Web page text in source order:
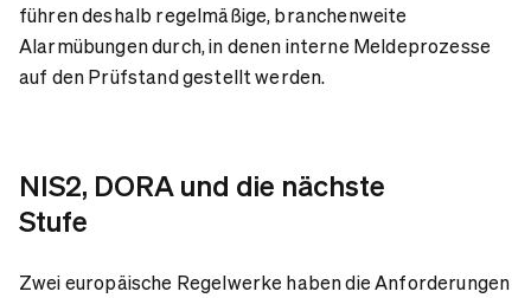
führen deshalb regelmäßige, branchenweite
Alarmübungen durch, in denen interne Meldeprozesse
auf den Prüfstand gestellt werden.
NIS2, DORA und die nächste
Stufe
Zwei europäische Regelwerke haben die Anforderungen